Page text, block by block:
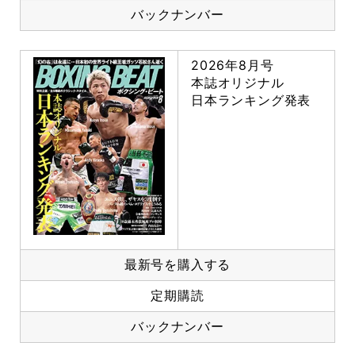
バックナンバー
2026年8月号
本誌オリジナル
日本ランキング発表
最新号を購入する
定期購読
バックナンバー